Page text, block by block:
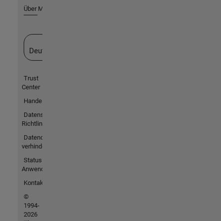
Über MathWorks
Deutschland
Trust
Center
Handelsmarken
Datenschutz-
Richtlinien
Datendiebstahl
verhindern
Status von
Anwendungen
Kontakt
©
1994-
2026